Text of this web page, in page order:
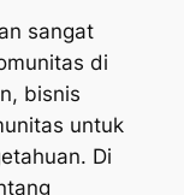
sangat
di
bisnis
untuk
Di